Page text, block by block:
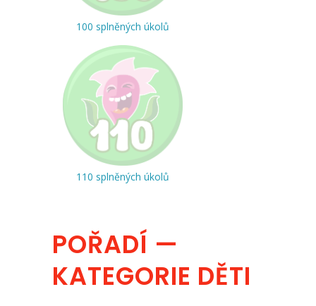
100 splněných úkolů
110 splněných úkolů
POŘADÍ —
KATEGORIE DĚTI